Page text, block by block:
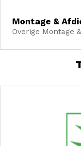
Montage &
Overige Montage